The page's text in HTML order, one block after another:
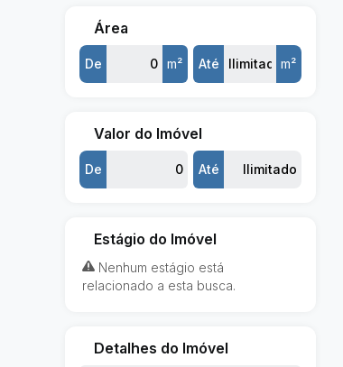
Área
De m² Até m²
Valor do Imóvel
De Até
Estágio do Imóvel
Nenhum estágio está
relacionado a esta busca.
Detalhes do Imóvel